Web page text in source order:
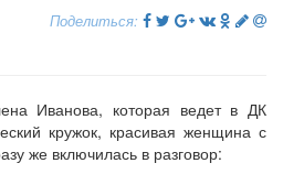
Поделиться:
Иванова, которая ведет в ДК
кружок, красивая женщина с
же включилась в разговор: